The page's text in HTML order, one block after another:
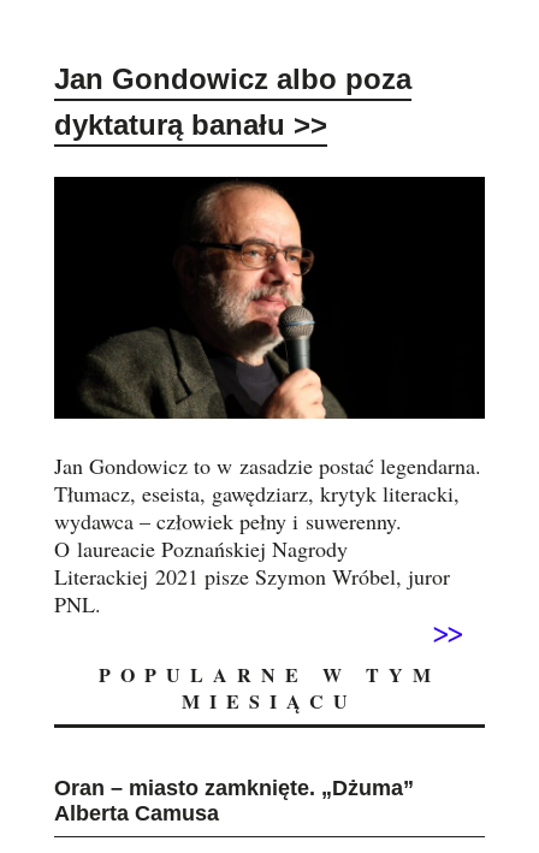
Jan Gondowicz albo poza
dyktaturą banału >>
Jan Gondowicz to w zasadzie postać legendarna.
Tłumacz, eseista, gawędziarz, krytyk literacki,
wydawca – człowiek pełny i suwerenny.
O laureacie Poznańskiej Nagrody
Literackiej 2021 pisze Szymon Wróbel, juror
PNL.
>>
POPULARNE W TYM
MIESIĄCU
Oran – miasto zamknięte. „Dżuma”
Alberta Camusa